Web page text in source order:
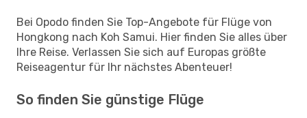
Bei Opodo finden Sie Top-Angebote für Flüge von
Hongkong nach Koh Samui. Hier finden Sie alles über
Ihre Reise. Verlassen Sie sich auf Europas größte
Reiseagentur für Ihr nächstes Abenteuer!
So finden Sie günstige Flüge